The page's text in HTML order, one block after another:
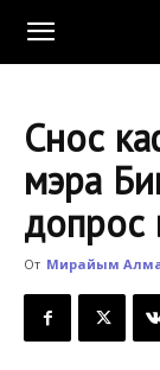
KLOOP.KG
Новости
Кыргызстана
Снос
мэра
От Мирайым